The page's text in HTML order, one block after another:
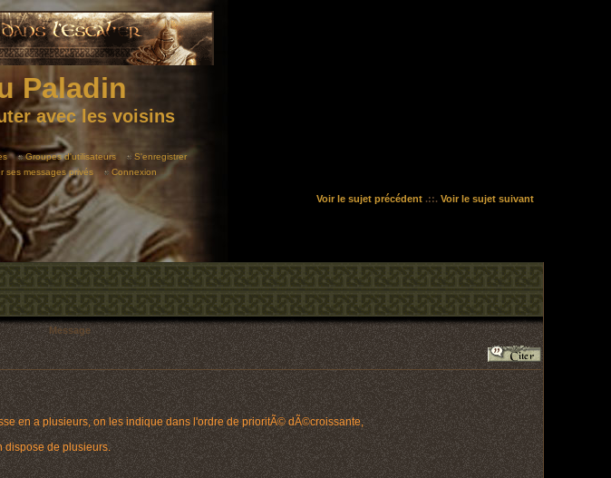
Paladin
avec les voisins
Groupes d'utilisateurs
S'enregistrer
ses messages privés Connexion
Voir le sujet précédent.::. Voir le sujet suivant
Message
en a plusieurs, on les indique dans l'ordre de prioritÃ© dÃ©croissante,
dispose de plusieurs.